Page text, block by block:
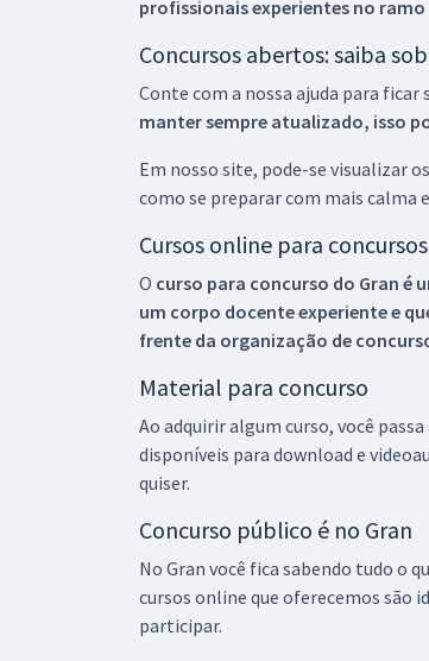
profissionais experientes no ramo
Concursos abertos: saiba
Conte com a nossa ajuda para ficar
manter sempre atualizado, isso
Em nosso site, pode-se visualizar
como se preparar com mais calma
Cursos online para concursos
O curso para concurso do Gran é
um corpo docente experiente e
frente da organização de
Material para concurso
Ao adquirir algum curso, você
disponíveis para download e
quiser.
Concurso público é no Gran
No Gran você fica sabendo tudo o
cursos online que oferecemos são
participar.